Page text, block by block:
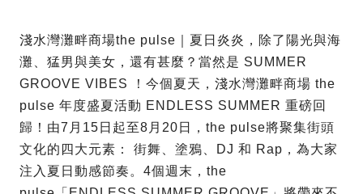
淺水灣灘畔商場the pulse｜夏日炎炎，除了陽光與海
灘、猛男與美女，還有甚麼？當然是 SUMMER
GROOVE VIBES ！今個夏天，淺水灣灘畔商場 the
pulse 年度盛夏活動 ENDLESS SUMMER 重磅回
歸！由7月15日起至8月20日，the pulse將聚集街頭
文化的四大元素： 街舞、塗鴉、DJ 和 Rap，為大家
注入夏日動感節奏。4個週末，the